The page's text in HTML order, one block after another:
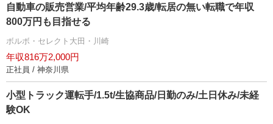
自動車の販売営業/平均年齢29.3歳/転居の無い転職で年収
800万円も目指せる
ボルボ・セレクト大田・川崎
年収816万2,000円
正社員 / 神奈川県
小型トラック運転手/1.5t/生協商品/日勤のみ/土日休み/未経
験OK